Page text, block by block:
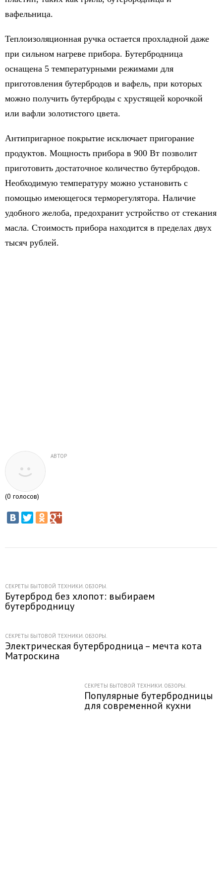
вафельница.
Теплоизоляционная ручка остается прохладной даже
при сильном нагреве прибора. Бутербродница
оснащена 5 температурными режимами для
приготовления бутербродов и вафель, при которых
можно получить бутерброды с хрустящей корочкой
или вафли золотистого цвета.
Антипригарное покрытие исключает пригорание
продуктов. Мощность прибора в 900 Вт позволит
приготовить достаточное количество бутербродов.
Необходимую температуру можно установить с
помощью имеющегося терморегулятора. Наличие
удобного желоба, предохранит устройство от стекания
масла. Стоимость прибора находится в пределах двух
тысяч рублей.
АВТОР
(0 голосов)
СЕКРЕТЫ БЫТОВОЙ ТЕХНИКИ. ОБЗОРЫ.
Бутерброд без хлопот: выбираем
бутербродницу
СЕКРЕТЫ БЫТОВОЙ ТЕХНИКИ. ОБЗОРЫ.
Электрическая бутербродница – мечта кота
Матроскина
СЕКРЕТЫ БЫТОВОЙ ТЕХНИКИ. ОБЗОРЫ.
Популярные бутербродницы
для современной кухни